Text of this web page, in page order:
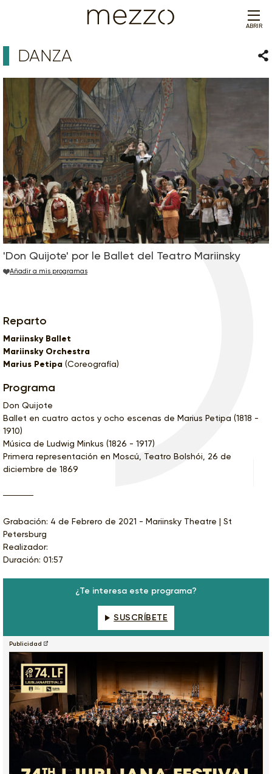
ABRIR
DANZA
'Don Quijote' por le Ballet del Teatro Mariinsky
Añadir a mis programas
Reparto
Mariinsky Ballet
Mariinsky Orchestra
Marius Petipa (Coreografía)
Programa
Don Quijote
Ballet en cuatro actos y ocho escenas de Marius Petipa (1818 -
1910)
Música de Ludwig Minkus (1826 - 1917)
Primera representación en Moscú, Teatro Bolshói, 26 de
diciembre de 1869
Grabación: 4 de Febrero de 2021 - Mariinsky Theatre | St
Petersburg
Realizador:
Duración: 01:57
¿Te interesa este programa?
SUSCRÍBETE
Publicidad